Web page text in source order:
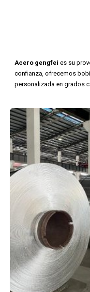
Acero gengfei es su
confianza, ofrecemos
personalizada en grados